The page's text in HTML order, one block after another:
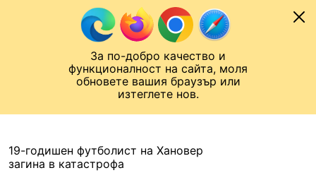
За по-добро качество и
функционалност на сайта, моля
обновете вашия браузър или
изтеглете нов.
Към съдържанието
Лига на Конференциите
19-годишен футболист на Хановер
загина в катастрофа